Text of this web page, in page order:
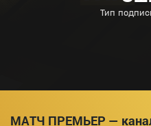
МАТЧ ПРЕМЬЕР —